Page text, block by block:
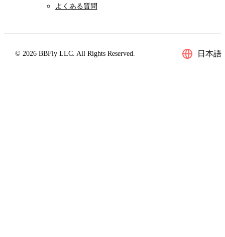
よくある質問
© 2026 BBFly LLC. All Rights Reserved. 日本語